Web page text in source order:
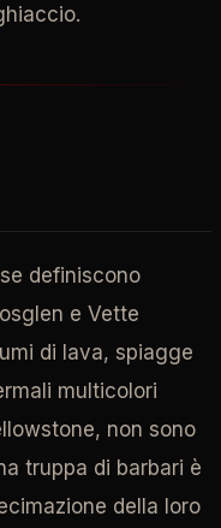
definiscono
e Vette
di lava, spiagge
multicolori
non sono
truppa di barbari è
della loro